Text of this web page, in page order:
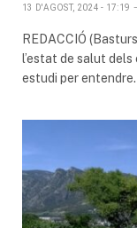
13 D'AGOST, 2024 - 17:19
REDACCIÓ
l’estat de salut
estudi per